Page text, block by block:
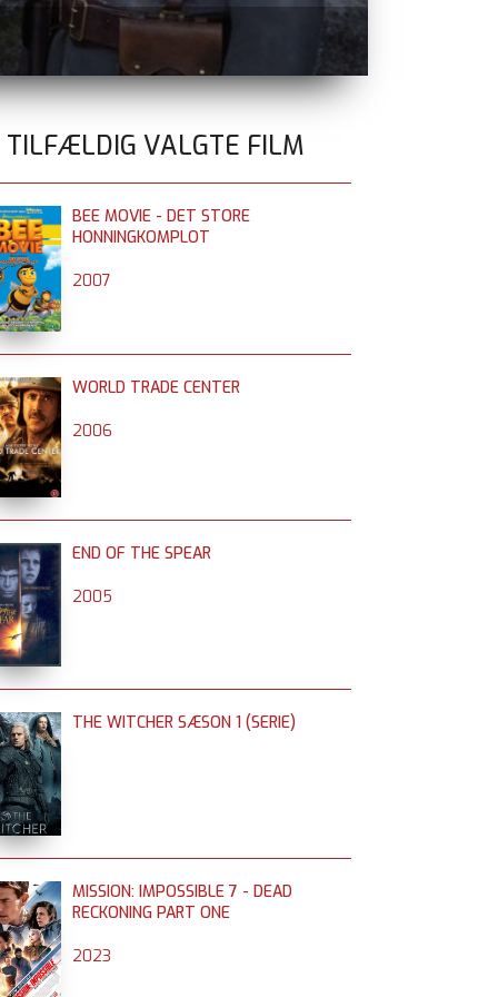
TILFÆLDIG VALGTE FILM
BEE MOVIE - DET STORE
HONNINGKOMPLOT
2007
WORLD TRADE CENTER
2006
END OF THE SPEAR
2005
THE WITCHER SÆSON 1 (SERIE)
MISSION: IMPOSSIBLE 7 - DEAD
RECKONING PART ONE
2023